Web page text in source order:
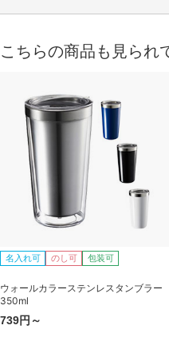
こちらの商品も見られ
名入れ可 のし可 包装可
ウォールカラーステンレスタンブラー
350ml
739円～